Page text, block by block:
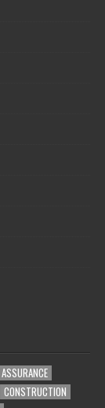
ASSURANCE
CONSTRUCTION